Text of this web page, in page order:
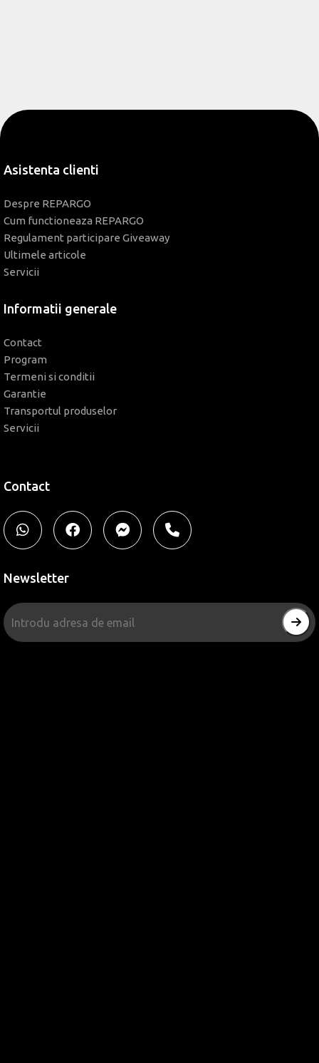
Asistenta clienti
Despre REPARGO
Cum functioneaza REPARGO
Regulament participare Giveaway
Ultimele articole
Servicii
Informatii generale
Contact
Program
Termeni si conditii
Garantie
Transportul produselor
Servicii
Contact
Newsletter